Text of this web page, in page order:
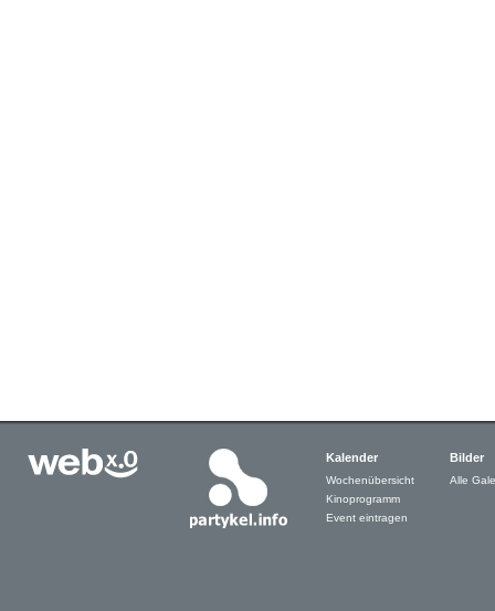
Kalender
Wochenübersicht
Kinoprogramm
Event eintragen
Bilder
Alle